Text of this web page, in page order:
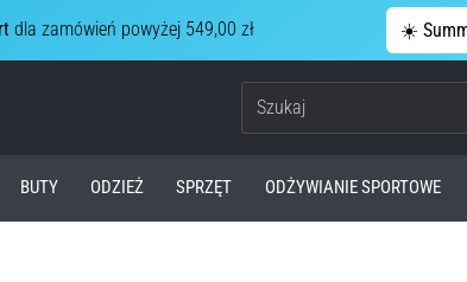
dla zamówień powyżej 549,00 zł ☀️
BUTY ODZIEŻ SPRZĘT ODŻYWIANIE SPORTOWE